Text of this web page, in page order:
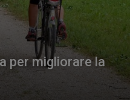
per migliorare la